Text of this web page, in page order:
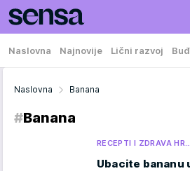
Naslovna Najnovije Lični razvoj
Naslovna Banana
#Banana
RECEPTI I ZDRAVA HR…
Ubacite bananu